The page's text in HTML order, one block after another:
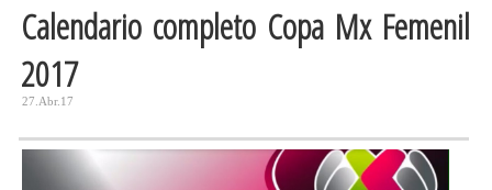
Calendario completo Copa Mx Femenil
2017
27.Abr.17